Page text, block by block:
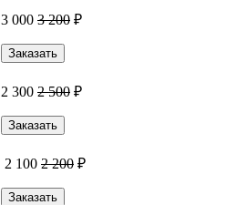
3 000 3 200 ₽
Заказать
2 300 2 500 ₽
Заказать
2 100 2 200 ₽
Заказать